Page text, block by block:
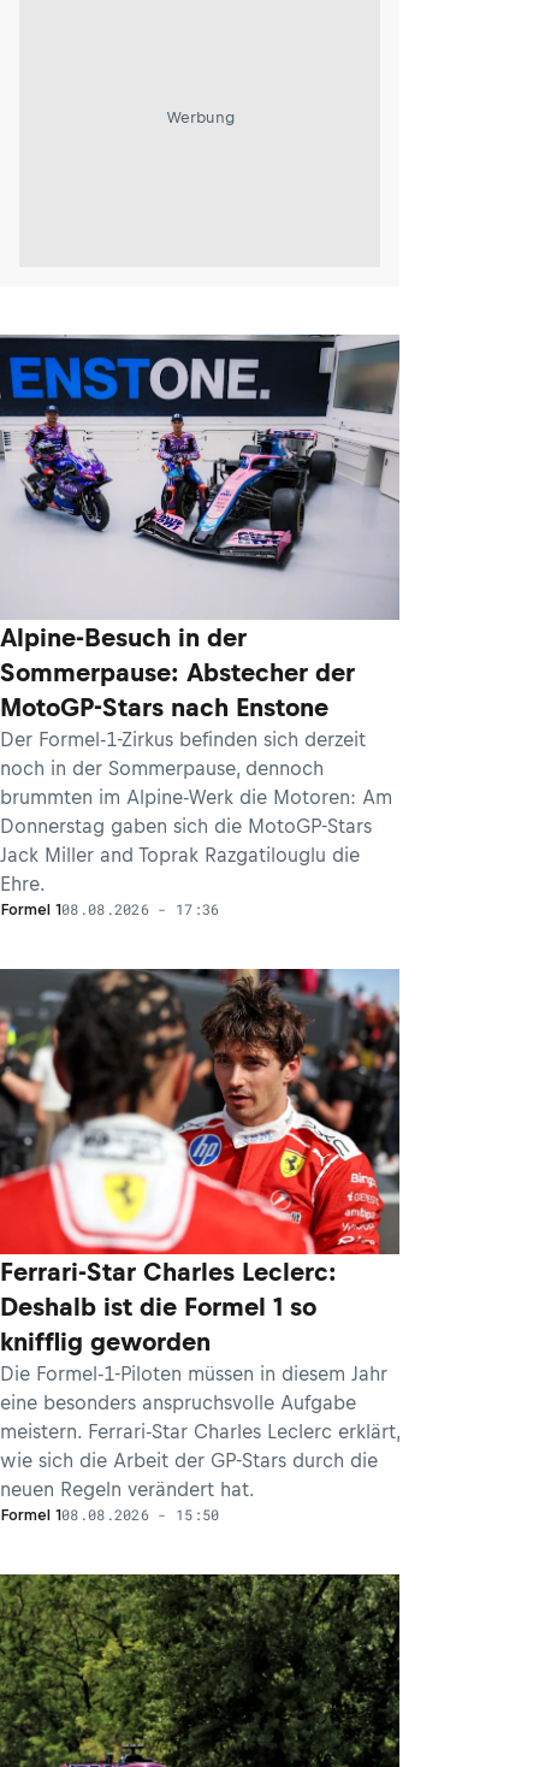
Werbung
Alpine-Besuch in der
Sommerpause: Abstecher der
MotoGP-Stars nach Enstone
Der Formel-1-Zirkus befinden sich derzeit
noch in der Sommerpause, dennoch
brummten im Alpine-Werk die Motoren: Am
Donnerstag gaben sich die MotoGP-Stars
Jack Miller and Toprak Razgatilouglu die
Ehre.
Formel 108.08.2026 - 17:36
Ferrari-Star Charles Leclerc:
Deshalb ist die Formel 1 so
knifflig geworden
Die Formel-1-Piloten müssen in diesem Jahr
eine besonders anspruchsvolle Aufgabe
meistern. Ferrari-Star Charles Leclerc erklärt,
wie sich die Arbeit der GP-Stars durch die
neuen Regeln verändert hat.
Formel 108.08.2026 - 15:50